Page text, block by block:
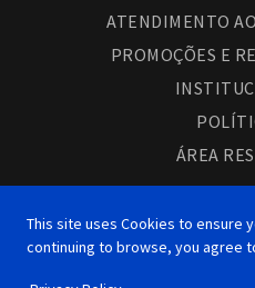
This site uses Cookies to ensure
continuing to browse, you agree
ATENDIMENTO
PROMOÇÕES E
ÁREA
Panasonic do Brasil LTDA. -
94 - Sede: Rua Alexandre